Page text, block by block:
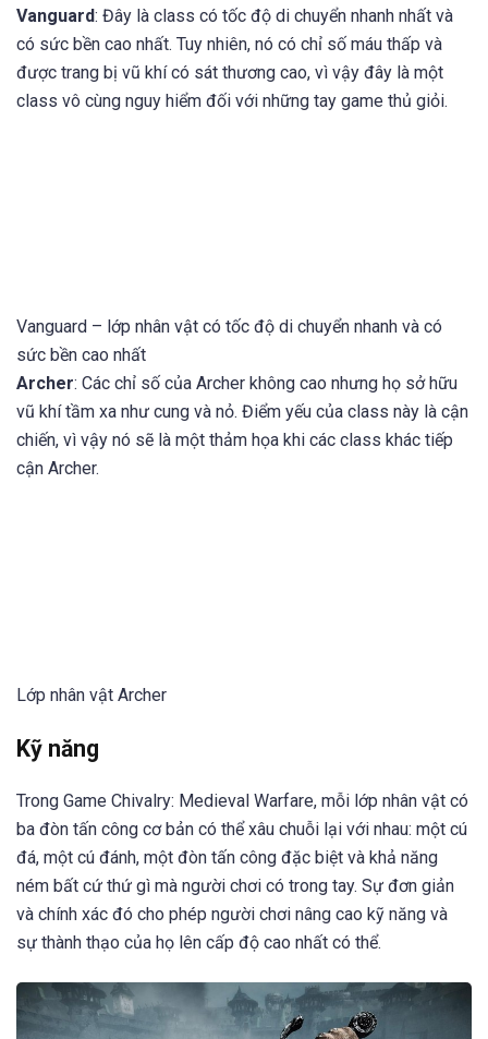
Vanguard: Đây là class có tốc độ di chuyển nhanh nhất và
có sức bền cao nhất. Tuy nhiên, nó có chỉ số máu thấp và
được trang bị vũ khí có sát thương cao, vì vậy đây là một
class vô cùng nguy hiểm đối với những tay game thủ giỏi.
Vanguard – lớp nhân vật có tốc độ di chuyển nhanh và có
sức bền cao nhất
Archer: Các chỉ số của Archer không cao nhưng họ sở hữu
vũ khí tầm xa như cung và nỏ. Điểm yếu của class này là cận
chiến, vì vậy nó sẽ là một thảm họa khi các class khác tiếp
cận Archer.
Lớp nhân vật Archer
Kỹ năng
Trong Game Chivalry: Medieval Warfare, mỗi lớp nhân vật có
ba đòn tấn công cơ bản có thể xâu chuỗi lại với nhau: một cú
đá, một cú đánh, một đòn tấn công đặc biệt và khả năng
ném bất cứ thứ gì mà người chơi có trong tay. Sự đơn giản
và chính xác đó cho phép người chơi nâng cao kỹ năng và
sự thành thạo của họ lên cấp độ cao nhất có thể.